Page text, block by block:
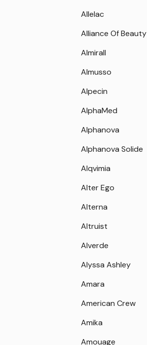
Allelac
Alliance Of Beauty
Almirall
Almusso
Alpecin
AlphaMed
Alphanova
Alphanova Solide
Alqvimia
Alter Ego
Alterna
Altruist
Alverde
Alyssa Ashley
Amara
American Crew
Amika
Amouage